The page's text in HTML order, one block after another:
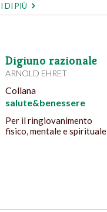
DI PIÙ
Digiuno razionale
ARNOLD EHRET
Collana
salute&benessere
Per il ringiovanimento
fisico, mentale e spirituale